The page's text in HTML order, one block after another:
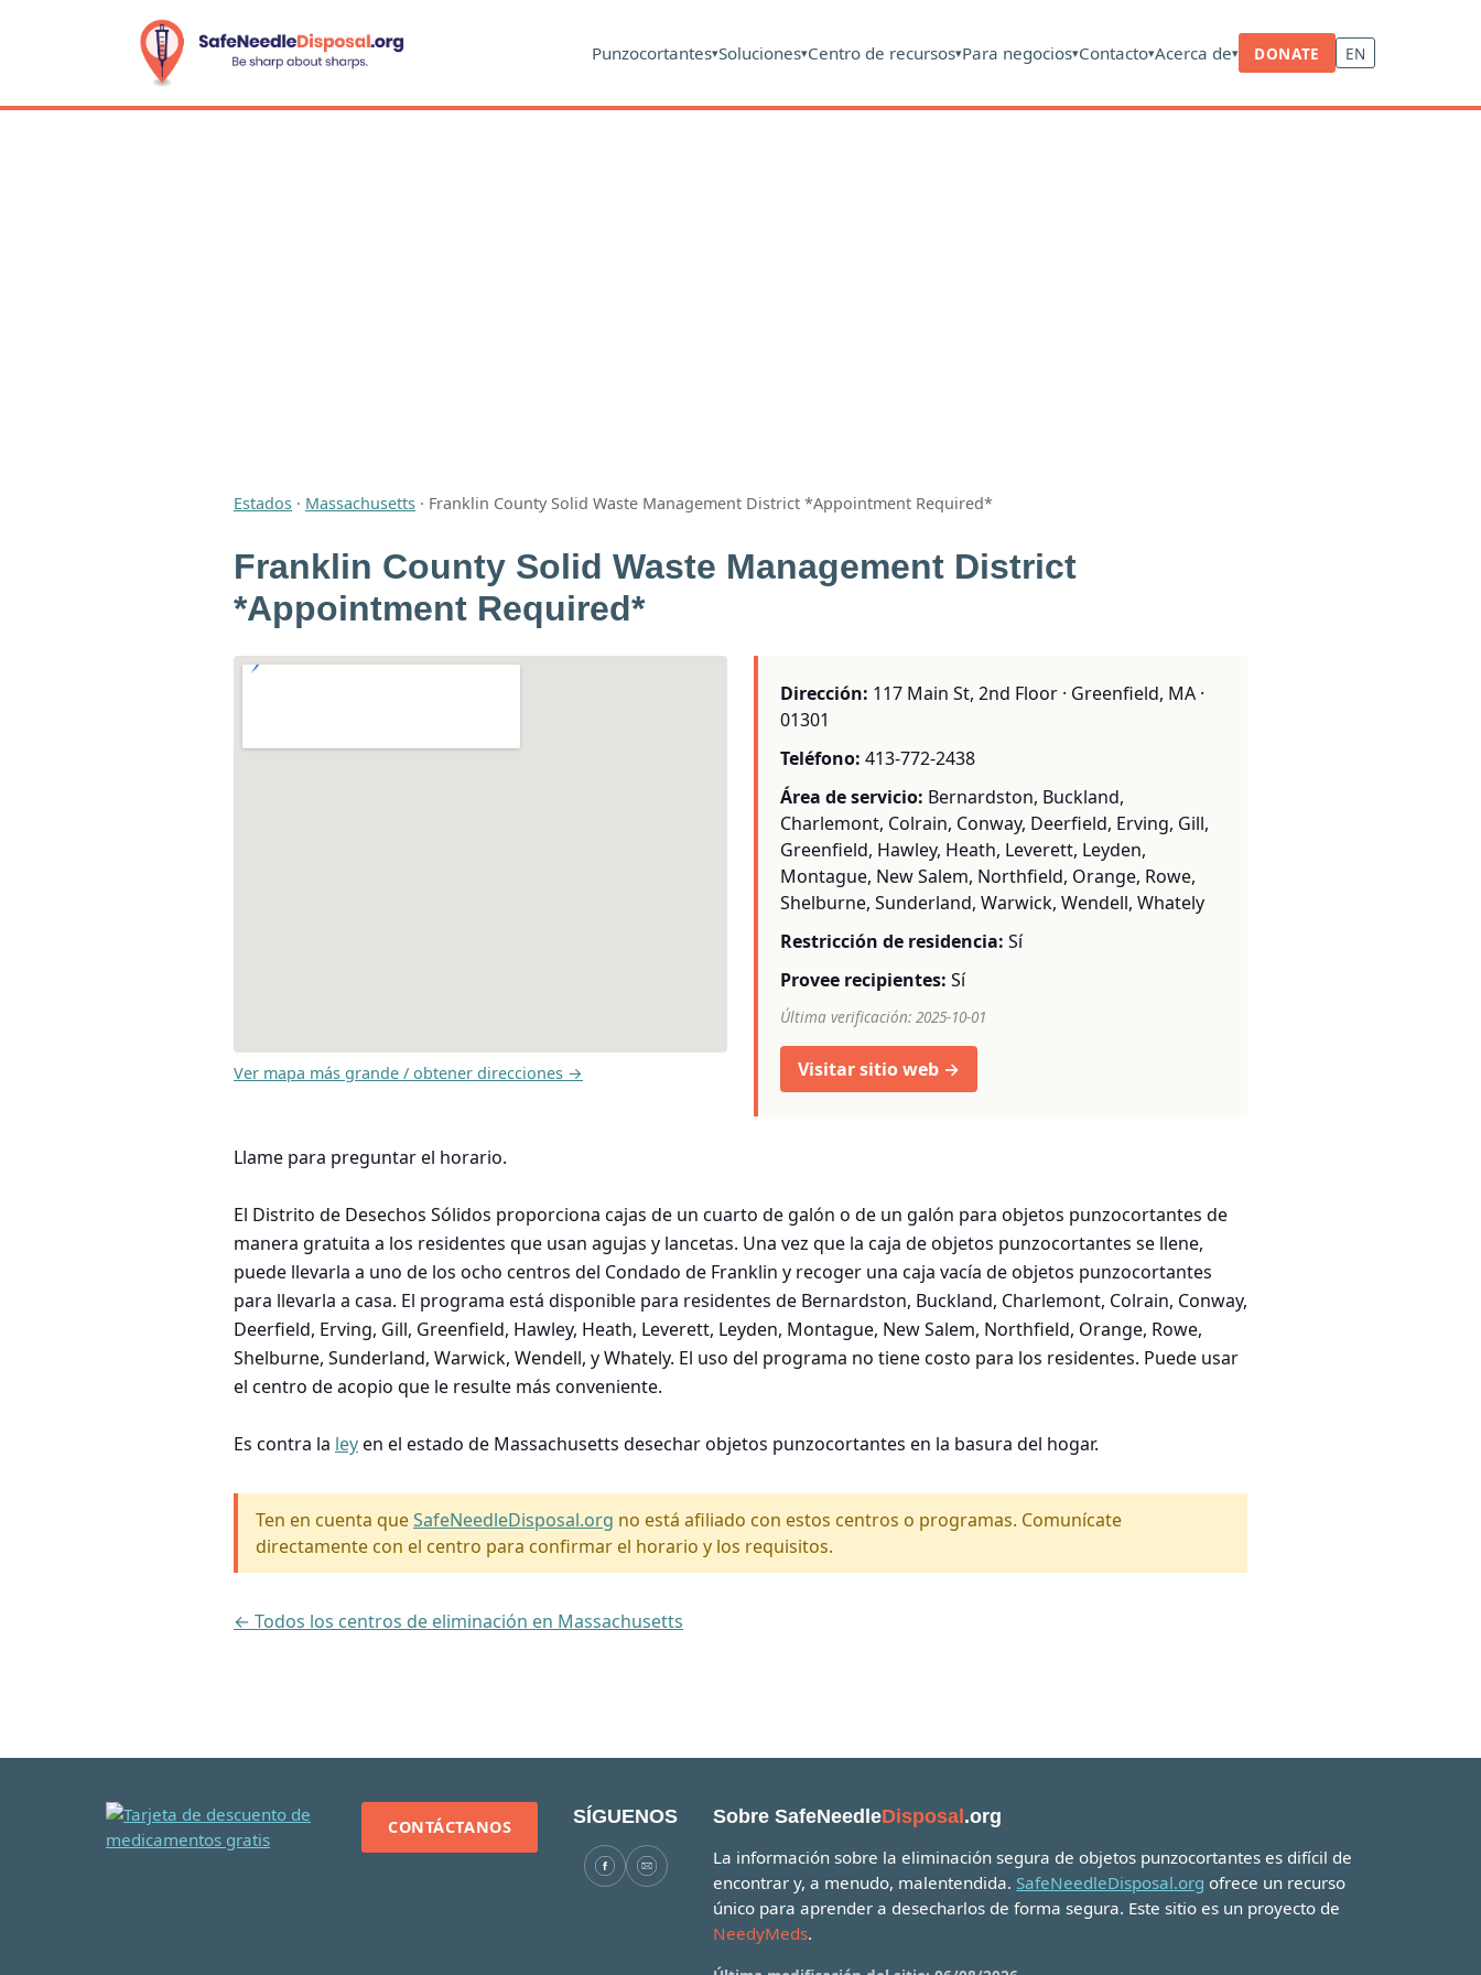
Punzocortantes▾Soluciones▾Centro de recursos▾Para negocios▾Contacto▾Acerca de▾ DONATE EN
Estados · Massachusetts · Franklin County Solid Waste Management District *Appointment Required*
Franklin County Solid Waste Management District
*Appointment Required*
Ver mapa más grande / obtener direcciones →
Dirección: 117 Main St, 2nd Floor · Greenfield, MA ·
01301
Teléfono: 413-772-2438
Área de servicio: Bernardston, Buckland,
Charlemont, Colrain, Conway, Deerfield, Erving, Gill,
Greenfield, Hawley, Heath, Leverett, Leyden,
Montague, New Salem, Northfield, Orange, Rowe,
Shelburne, Sunderland, Warwick, Wendell, Whately
Restricción de residencia: Sí
Provee recipientes: Sí
Última verificación: 2025-10-01
Visitar sitio web →
Llame para preguntar el horario.
El Distrito de Desechos Sólidos proporciona cajas de un cuarto de galón o de un galón para objetos punzocortantes de
manera gratuita a los residentes que usan agujas y lancetas. Una vez que la caja de objetos punzocortantes se llene,
puede llevarla a uno de los ocho centros del Condado de Franklin y recoger una caja vacía de objetos punzocortantes
para llevarla a casa. El programa está disponible para residentes de Bernardston, Buckland, Charlemont, Colrain, Conway,
Deerfield, Erving, Gill, Greenfield, Hawley, Heath, Leverett, Leyden, Montague, New Salem, Northfield, Orange, Rowe,
Shelburne, Sunderland, Warwick, Wendell, y Whately. El uso del programa no tiene costo para los residentes. Puede usar
el centro de acopio que le resulte más conveniente.
Es contra la leyen el estado de Massachusetts desechar objetos punzocortantes en la basura del hogar.
Ten en cuenta queSafeNeedleDisposal.org no está afiliado con estos centros o programas. Comunícate
directamente con el centro para confirmar el horario y los requisitos.
← Todos los centros de eliminación en Massachusetts
CONTÁCTANOS SÍGUENOS Sobre SafeNeedleDisposal.org
La información sobre la eliminación segura de objetos punzocortantes es difícil de
encontrar y, a menudo, malentendida. SafeNeedleDisposal.org ofrece un recurso
único para aprender a desecharlos de forma segura. Este sitio es un proyecto de
NeedyMeds.